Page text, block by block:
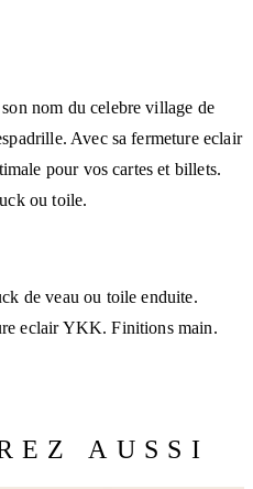
nom du celebre village de
Avec sa fermeture eclair
pour vos cartes et billets.
ou toile.
de veau ou toile enduite.
eclair YKK. Finitions main.
AUSSI